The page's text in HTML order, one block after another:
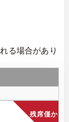
る場合があり
残席僅か